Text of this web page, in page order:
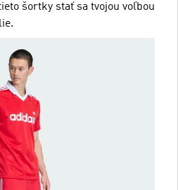
šortky stať sa tvojou voľbou